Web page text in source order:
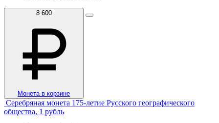
8 600
Монета в корзине
Серебряная монета 175-летие Русского географического
общества, 1 рубль